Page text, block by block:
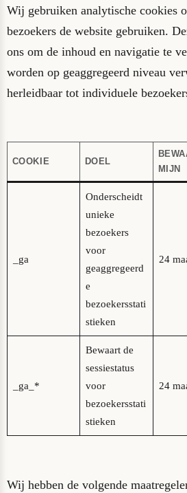
Wij gebruiken analytische cookies
bezoekers de website gebruiken.
ons om de inhoud en navigatie te
worden op geaggregeerd niveau
herleidbaar tot individuele
COOKIE DOEL
MIJN
_ga
Onderscheidt
unieke
bezoekers
voor
geaggregeerd
e
bezoekersstati
stieken
24
_ga_*
Bewaart de
sessiestatus
voor
bezoekersstati
stieken
24
Wij hebben de volgende